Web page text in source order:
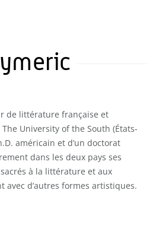
de littérature française et
University of the South (États-
américain et d’un doctorat
dans les deux pays ses
à la littérature et aux
avec d’autres formes artistiques.